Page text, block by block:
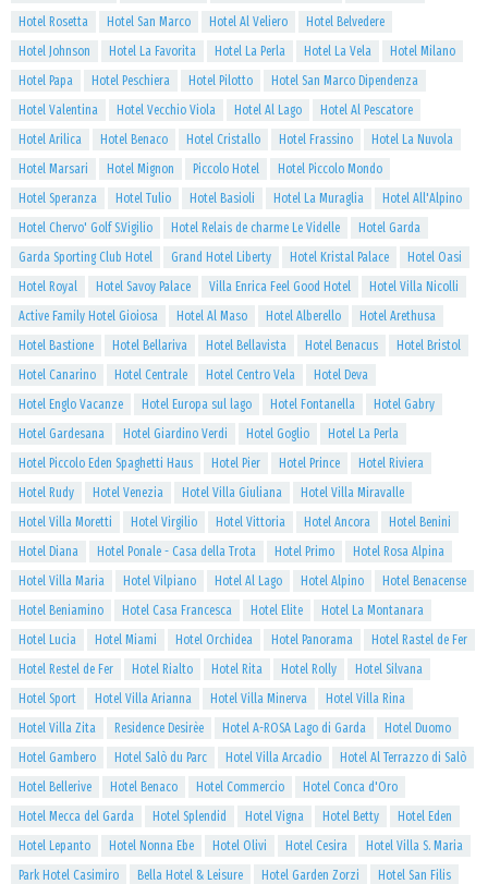
Hotel Rosetta Hotel San Marco Hotel Al Veliero
Hotel Belvedere
Hotel Johnson
Hotel La Favorita Hotel La Perla Hotel La Vela
Hotel Milano
Hotel Papa
Hotel Peschiera Hotel Pilotto
Hotel San Marco Dipendenza
Hotel Valentina
Hotel Vecchio Viola Hotel Al Lago
Hotel Al Pescatore
Hotel Arilica
Hotel Benaco Hotel Cristallo Hotel Frassino
Hotel La Nuvola
Hotel Marsari
Hotel Mignon Piccolo Hotel
Hotel Piccolo Mondo
Hotel Speranza
Hotel Tulio Hotel Basioli Hotel La Muraglia
Hotel All'Alpino
Hotel Chervo' Golf S.Vigilio
Hotel Relais de charme Le Videlle
Hotel Garda
Garda Sporting Club Hotel
Grand Hotel Liberty Hotel Kristal Palace
Hotel Oasi
Hotel Royal
Hotel Savoy Palace Villa Enrica Feel Good Hotel
Hotel Villa Nicolli
Active Family Hotel Gioiosa
Hotel Al Maso Hotel Alberello
Hotel Arethusa
Hotel Bastione
Hotel Bellariva Hotel Bellavista Hotel Benacus
Hotel Bristol
Hotel Canarino
Hotel Centrale Hotel Centro Vela
Hotel Deva
Hotel Englo Vacanze
Hotel Europa sul lago Hotel Fontanella
Hotel Gabry
Hotel Gardesana
Hotel Giardino Verdi Hotel Goglio
Hotel La Perla
Hotel Piccolo Eden Spaghetti Haus
Hotel Pier Hotel Prince
Hotel Riviera
Hotel Rudy
Hotel Venezia Hotel Villa Giuliana
Hotel Villa Miravalle
Hotel Villa Moretti
Hotel Virgilio Hotel Vittoria Hotel Ancora
Hotel Benini
Hotel Diana
Hotel Ponale - Casa della Trota Hotel Primo
Hotel Rosa Alpina
Hotel Villa Maria
Hotel Vilpiano Hotel Al Lago Hotel Alpino
Hotel Benacense
Hotel Beniamino
Hotel Casa Francesca Hotel Elite
Hotel La Montanara
Hotel Lucia
Hotel Miami Hotel Orchidea Hotel Panorama
Hotel Rastel de Fer
Hotel Restel de Fer
Hotel Rialto Hotel Rita Hotel Rolly
Hotel Silvana
Hotel Sport
Hotel Villa Arianna Hotel Villa Minerva
Hotel Villa Rina
Hotel Villa Zita
Residence Desirèe Hotel A-ROSA Lago di Garda
Hotel Duomo
Hotel Gambero
Hotel Salò du Parc Hotel Villa Arcadio
Hotel Al Terrazzo di Salò
Hotel Bellerive
Hotel Benaco Hotel Commercio
Hotel Conca d'Oro
Hotel Mecca del Garda
Hotel Splendid Hotel Vigna Hotel Betty
Hotel Eden
Hotel Lepanto
Hotel Nonna Ebe Hotel Olivi Hotel Cesira
Hotel Villa S. Maria
Park Hotel Casimiro
Bella Hotel & Leisure Hotel Garden Zorzi
Hotel San Filis